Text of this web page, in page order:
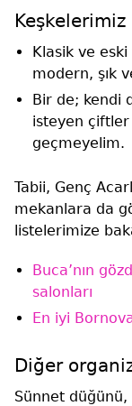
Keşkelerimiz
Klasik ve
modern, şık
Bir de; kendi
isteyen
geçmeyelim.
Tabii, Genç
mekanlara da
listelerimize
Buca’nın
salonları
En iyi
Diğer
Sünnet